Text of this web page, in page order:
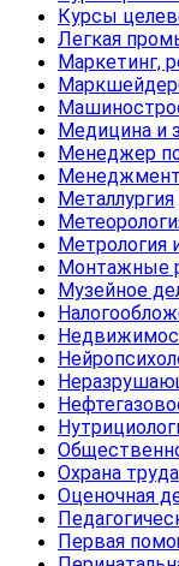
Курсы
Легкая
Маркетинг,
Медицина и
Менеджер
Менеджмент
Металлургия
Метрология
Монтажные
Музейное
Охрана труда
Оценочная
Первая